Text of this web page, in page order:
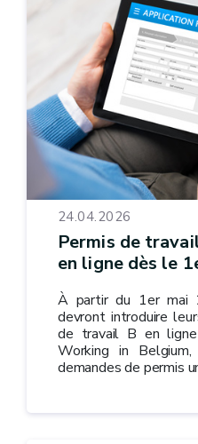
24.04.2026
Permis de
en ligne dès le
À partir du 1er mai
devront introduire
de travail B en
Working in
demandes de permis